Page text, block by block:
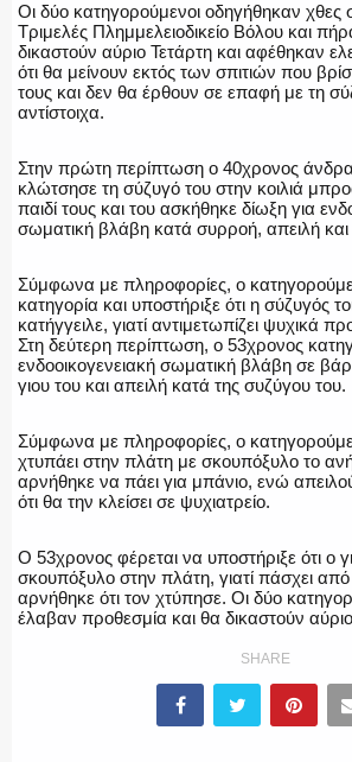
ΕΝΟΠΛΕΣ ΔΥΝΑΜΕΙΣ
Η ΦΩΝΗ ΣΟΥ
ΟΠΛΑ/ΕΞΟΠΛΙΣΜΟΣ
ΟΜΑΔΕΣ ΕΛ.ΑΣ.
Οι δύο κατηγορούμενοι οδηγήθηκαν
Τριμελές Πλημμελειοδικείο Βόλου και
δικαστούν αύριο Τετάρτη και αφέθηκαν
ότι θα μείνουν εκτός των σπιτιών που
τους και δεν θα έρθουν σε επαφή με τη
αντίστοιχα.
Στην πρώτη περίπτωση ο 40χρονος
κλώτσησε τη σύζυγό του στην κοιλιά
παιδί τους και του ασκήθηκε δίωξη για
σωματική βλάβη κατά συρροή, απειλή και
Σύμφωνα με πληροφορίες, ο
κατηγορία και υποστήριξε ότι η σύζυγός
κατήγγειλε, γιατί αντιμετωπίζει ψυχικά
Στη δεύτερη περίπτωση, ο 53χρονος
ενδοοικογενειακή σωματική βλάβη σε
γιου του και απειλή κατά της συζύγου του.
Σύμφωνα με πληροφορίες, ο
χτυπάει στην πλάτη με σκουπόξυλο το
αρνήθηκε να πάει για μπάνιο, ενώ
ότι θα την κλείσει σε ψυχιατρείο.
Ο 53χρονος φέρεται να υποστήριξε ότι ο
σκουπόξυλο στην πλάτη, γιατί πάσχει
αρνήθηκε ότι τον χτύπησε. Οι δύο
έλαβαν προθεσμία και θα δικαστούν
SHARE